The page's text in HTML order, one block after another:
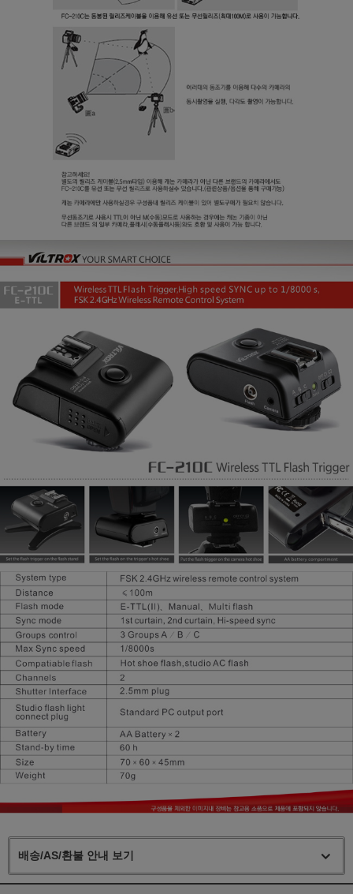
배송/AS/환불 안내 보기